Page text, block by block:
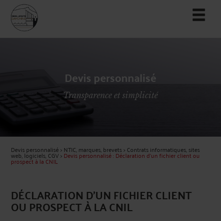
Devis personnalisé
Transparence et simplicité
Devis personnalisé>NTIC, marques, brevets>Contrats informatiques, sites
web, logiciels, CGV>Devis personnalisé : Déclaration d'un fichier client ou
prospect à la CNIL
DÉCLARATION D'UN FICHIER CLIENT
OU PROSPECT À LA CNIL